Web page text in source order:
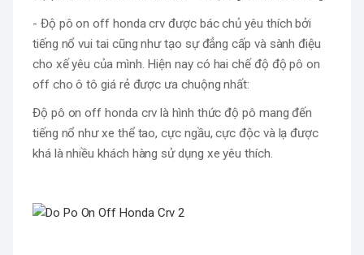
- Độ pô on off honda crv được bác chủ yêu thích bởi
tiếng nổ vui tai cũng như tạo sự đẳng cấp và sành điệu
cho xế yêu của mình. Hiện nay có hai chế độ độ pô on
off cho ô tô giá rẻ được ưa chuộng nhất:
Độ pô on off honda crv là hình thức độ pô mang đến
tiếng nổ như xe thể tao, cực ngầu, cực độc và lạ được
khá là nhiều khách hàng sử dụng xe yêu thích.